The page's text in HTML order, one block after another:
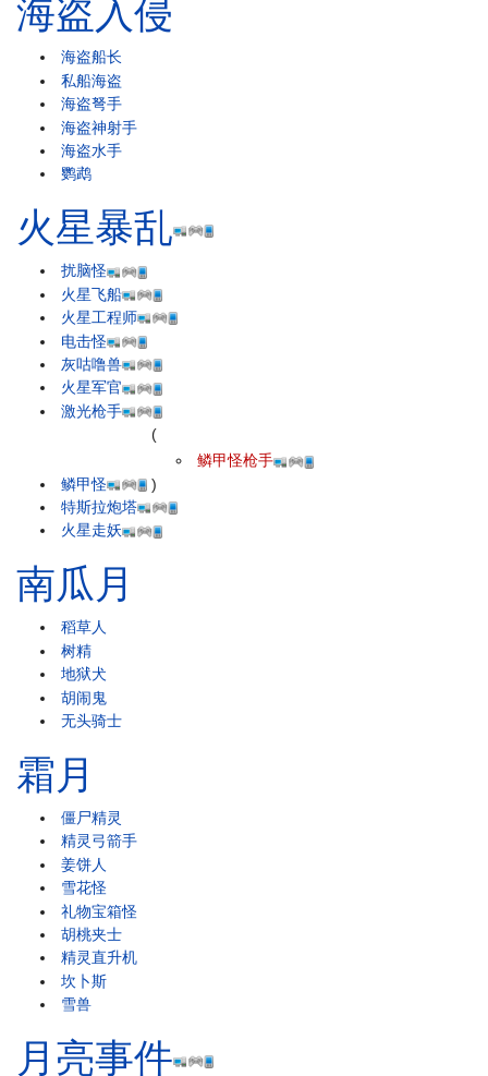
海盗入侵
海盗船长
私船海盗
海盗弩手
海盗神射手
海盗水手
鹦鹉
火星暴乱
扰脑怪
火星飞船
火星工程师
电击怪
灰咕噜兽
火星军官
激光枪手
鳞甲怪
(
鳞甲怪枪手
)
特斯拉炮塔
火星走妖
南瓜月
稻草人
树精
地狱犬
胡闹鬼
无头骑士
霜月
僵尸精灵
精灵弓箭手
姜饼人
雪花怪
礼物宝箱怪
胡桃夹士
精灵直升机
坎卜斯
雪兽
月亮事件